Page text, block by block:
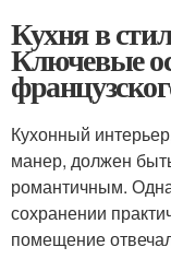
Кухня в
Ключевые
Кухонный
манер, должен
романтичным.
сохранении
помещение